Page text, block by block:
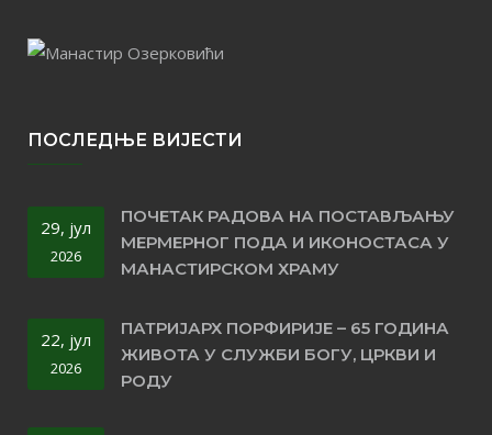
ПОСЛЕДЊЕ ВИЈЕСТИ
29, јул
2026
ПОЧЕТАК РАДОВА НА ПОСТАВЉАЊУ
МЕРМЕРНОГ ПОДА И ИКОНОСТАСА У
МАНАСТИРСКОМ ХРАМУ
22, јул
2026
ПАТРИЈАРХ ПОРФИРИЈЕ – 65 ГОДИНА
ЖИВОТА У СЛУЖБИ БОГУ, ЦРКВИ И
РОДУ